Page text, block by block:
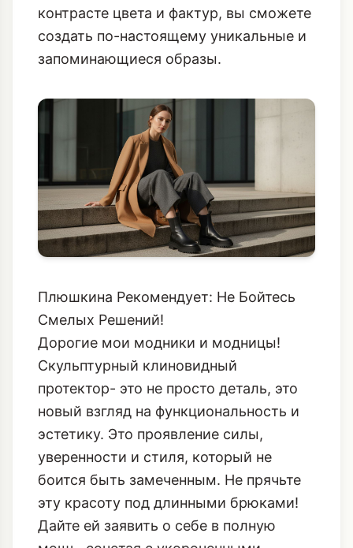
контрасте цвета и фактур, вы сможете
создать по-настоящему уникальные и
запоминающиеся образы.
Плюшкина Рекомендует: Не Бойтесь
Смелых Решений!
Дорогие мои модники и модницы!
Скульптурный клиновидный
протектор- это не просто деталь, это
новый взгляд на функциональность и
эстетику. Это проявление силы,
уверенности и стиля, который не
боится быть замеченным. Не прячьте
эту красоту под длинными брюками!
Дайте ей заявить о себе в полную